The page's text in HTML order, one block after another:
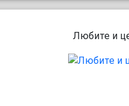
Любите и